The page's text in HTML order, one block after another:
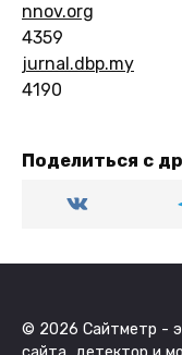
nnov.org
4359
jurnal.dbp.my
4190
Поделиться с
© 2026 Сайтметр -